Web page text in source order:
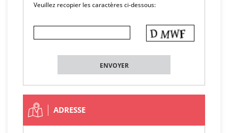
Veuillez recopier les caractères ci-dessous:
ADRESSE